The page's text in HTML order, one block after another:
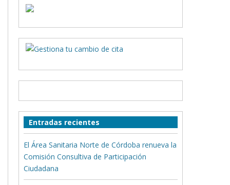
Entradas recientes
El Área Sanitaria Norte de Córdoba renueva la
Comisión Consultiva de Participación
Ciudadana